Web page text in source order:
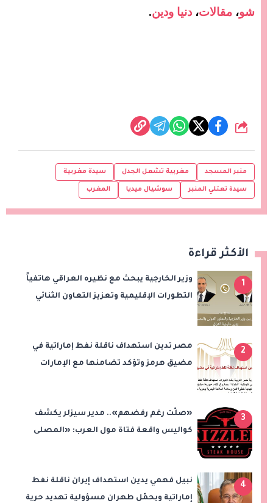
شو، مقالات، دنيا ودين.
شارك
منبر المسجد مغربية تشعل الجدل سيدة مغربية
سيدة تعتلي المنبر سوشيال ميديا المغرب
الأكثر قراءة
1
وزير الخارجية يبحث مع نظيره العراقي هاتفياً
التطورات الإقليمية وتعزيز التعاون الثنائي
2
مصر تدين استهداف ناقلة نفط إماراتية في
مضيق هرمز وتؤكد تضامنها مع الإمارات
3
«صلّت رغم رفضهم».. مدير سيزلر يكشف
كواليس واقعة فتاة مول العرب: «المصلى
4
نبيل فهمي يدين استهداف إيران ناقلة نفط
إماراتية ويحمّل طهران مسؤولية تهديد حرية